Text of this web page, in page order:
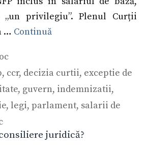
„un privilegiu”. Plenul Curții
… Continuă
, ccr, decizia curtii, exceptie de
, guvern, indemnizatii,
, legi, parlament, salarii de
juridică?